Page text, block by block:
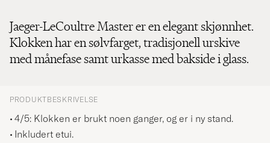
Jaeger-LeCoultre Master er en elegant skjønnhet.
Klokken har en sølvfarget, tradisjonell urskive
med månefase samt urkasse med bakside i glass.
PRODUKTBESKRIVELSE
4/5: Klokken er brukt noen ganger, og er i ny stand.
Inkludert etui.